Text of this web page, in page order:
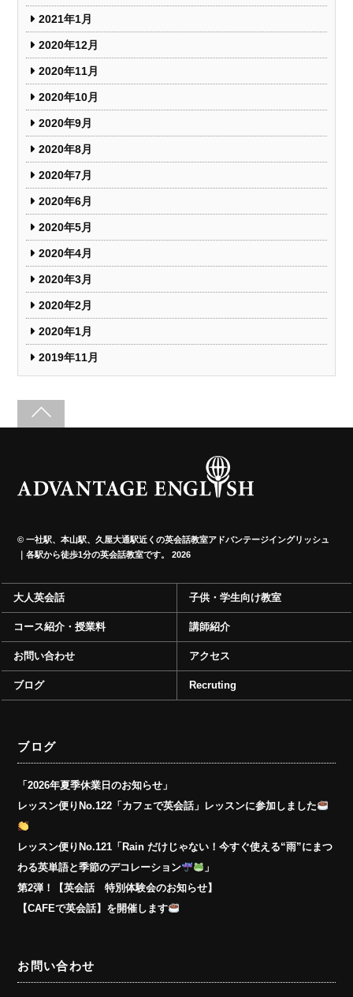
2021年1月
2020年12月
2020年11月
2020年10月
2020年9月
2020年8月
2020年7月
2020年6月
2020年5月
2020年4月
2020年3月
2020年2月
2020年1月
2019年11月
©一社駅、本山駅、久屋大通駅近くの英会話教室アドバンテージイングリッシュ
｜各駅から徒歩1分の英会話教室です。
2026
大人英会話 子供・学生向け教室
コース紹介・授業料 講師紹介
お問い合わせ アクセス
ブログ Recruting
ブログ
「2026年夏季休業日のお知らせ」
レッスン便りNo.122「カフェで英会話」レッスンに参加しました
レッスン便りNo.121「Rain だけじゃない！今すぐ使える“雨”にまつ
わる英単語と季節のデコレーション
」
第2弾！【英会話 特別体験会のお知らせ】
【CAFEで英会話】を開催します
お問い合わせ